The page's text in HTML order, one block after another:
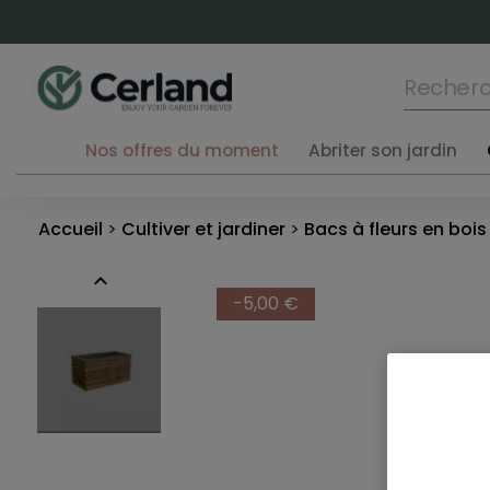
Nos offres du moment Abriter son jardin
Accueil Cultiver et jardiner Bacs à fleurs en bois
-5,00 €
